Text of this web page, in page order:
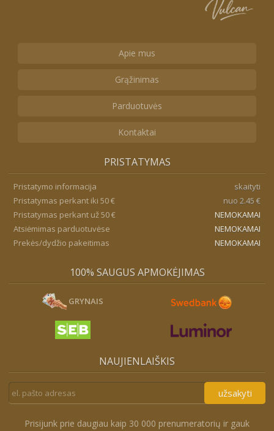
Apie mus
Grąžinimas
Parduotuvės
Kontaktai
PRISTATYMAS
Pristatymo informacija
skaityti
Pristatymas perkant iki 50 €
nuo 2.45 €
Pristatymas perkant už 50 €
NEMOKAMAI
Atsiėmimas parduotuvėse
NEMOKAMAI
Prekės/dydžio pakeitimas
NEMOKAMAI
100% SAUGUS APMOKĖJIMAS
GRYNAIS
NAUJIENLAIŠKIS
užsakyti
Prisijunk prie daugiau kaip 30 000 prenumeratorių ir gauk